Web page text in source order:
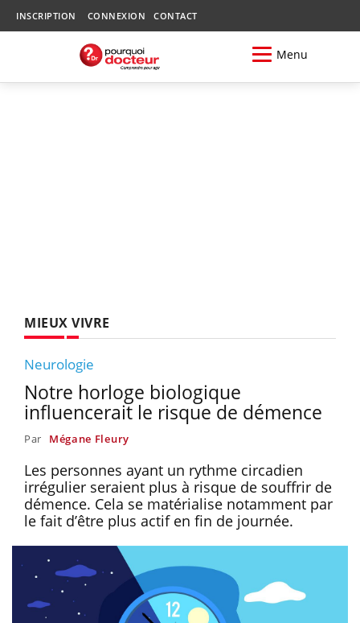
INSCRIPTION CONNEXION CONTACT
Menu
MIEUX VIVRE
Neurologie
Notre horloge biologique
influencerait le risque de démence
Par Mégane Fleury
Les personnes ayant un rythme circadien
irrégulier seraient plus à risque de souffrir de
démence. Cela se matérialise notamment par
le fait d’être plus actif en fin de journée.